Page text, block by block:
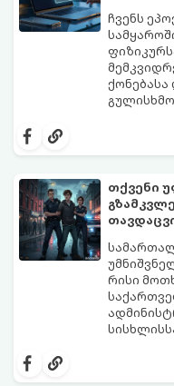
ჩვენს
ქონებასა
რა ბედი
თქვენი
რისი